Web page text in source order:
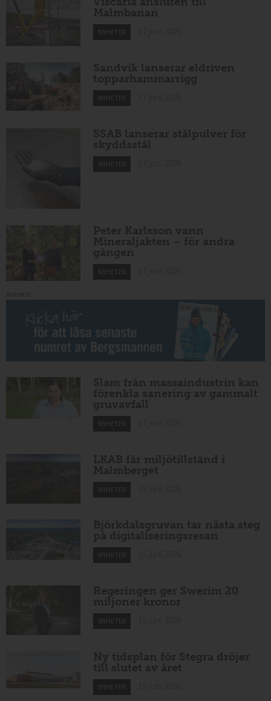
Malmbanan
NYHETER
Sandvik lanserar eldriven
topparhammarrigg
NYHETER
SSAB lanserar stålpulver för
skyddsstål
NYHETER
Peter Karlsson vann
Mineraljakten – för andra
gången
NYHETER
Slam från massaindustrin kan
förenkla sanering av gammalt
gruvavfall
NYHETER
LKAB får miljötillstånd i
Malmberget
NYHETER
Björkdalsgruvan tar nästa steg
på digitaliseringsresan
NYHETER
Regeringen ger Swerim 20
miljoner kronor
NYHETER
Ny tidsplan för Stegra dröjer
till slutet av året
NYHETER